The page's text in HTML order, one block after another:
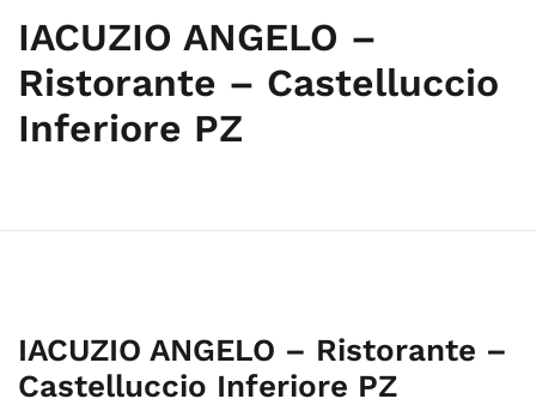
IACUZIO ANGELO –
Ristorante – Castelluccio
Inferiore PZ
IACUZIO ANGELO – Ristorante –
Castelluccio Inferiore PZ